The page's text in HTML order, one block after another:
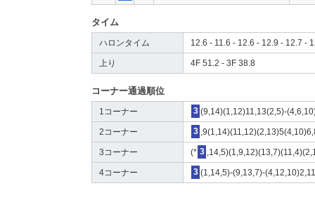
タイム
ハロンタイム 12.6 - 11.6 - 12.6 - 12.9 - 12.7 -
上り 4F 51.2 - 3F 38.8
コーナー通過順位
1コーナー 3 (9,14)(1,12)11,13(2,5)-
2コーナー 3
3コーナー (* 3
4コーナー 3 (1,14,5)-(9,13,7)-